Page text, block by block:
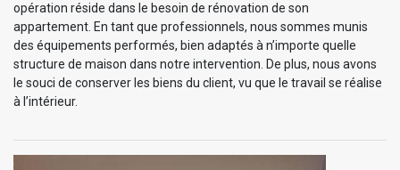
opération réside dans le besoin de rénovation de son
appartement. En tant que professionnels, nous sommes munis
des équipements performés, bien adaptés à n’importe quelle
structure de maison dans notre intervention. De plus, nous avons
le souci de conserver les biens du client, vu que le travail se réalise
à l’intérieur.